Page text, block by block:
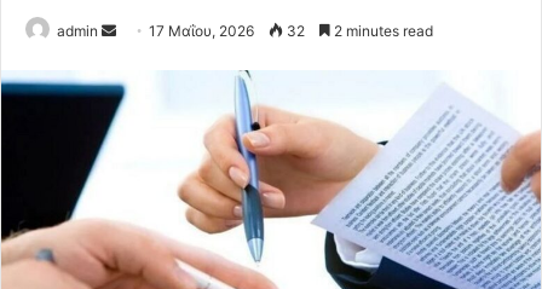
admin
Send
email
17 Μαΐου, 2026 32 2 minutes read